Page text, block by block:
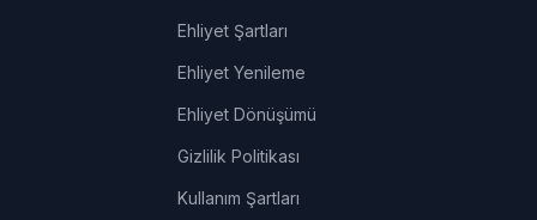
Ehliyet Şartları
Ehliyet Yenileme
Ehliyet Dönüşümü
Gizlilik Politikası
Kullanım Şartları